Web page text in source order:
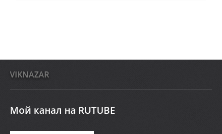
VIKNAZAR
Мой канал на RUTUBE